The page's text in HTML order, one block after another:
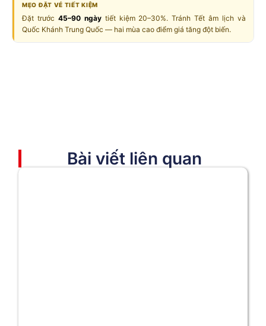
MẸO ĐẶT VÉ TIẾT KIỆM
Đặt trước 45–90 ngàytiết kiệm 20–30%. Tránh Tết âm lịch và
Quốc Khánh Trung Quốc — hai mùa cao điểm giá tăng đột biến.
Bài viết liên quan